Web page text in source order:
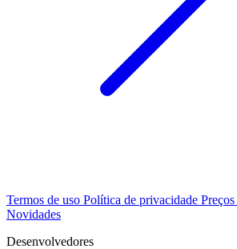
Termos de uso Política de privacidade Preços
Novidades
Desenvolvedores